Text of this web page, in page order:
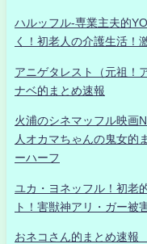
ハルッフル-専業主夫的
く！初老人の介護生活！
アニゲタレスト（元祖！
ナベ的まとめ速報
火浦のシネマッフル映画
人オカマちゃんの鬼女的
ーハーフ
ユカ・ヨネッフル！初老
ト！害獣神アリ・ガー被
おネコさん的まとめ速報